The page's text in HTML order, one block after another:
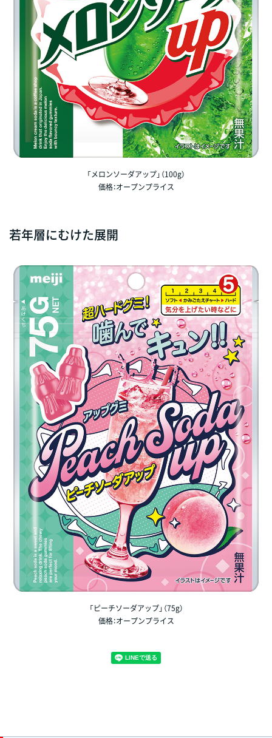
「メロンソーダアップ」（100g）
価格：オープンプライス
若年層にむけた展開
「ピーチソーダアップ」（75g）
価格：オープンプライス